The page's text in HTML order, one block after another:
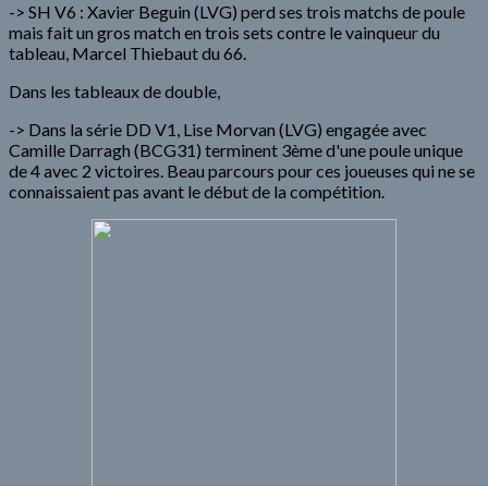
-> SH V6 : Xavier Beguin (LVG) perd ses trois matchs de poule
mais fait un gros match en trois sets contre le vainqueur du
tableau, Marcel Thiebaut du 66.
Dans les tableaux de double,
-> Dans la série DD V1, Lise Morvan (LVG) engagée avec
Camille Darragh (BCG31) terminent 3ème d'une poule unique
de 4 avec 2 victoires. Beau parcours pour ces joueuses qui ne se
connaissaient pas avant le début de la compétition.